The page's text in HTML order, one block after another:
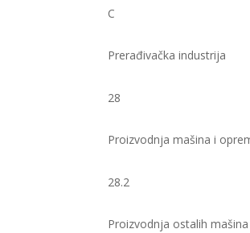
C
Prerađivačka industrija
28
Proizvodnja mašina i
28.2
Proizvodnja ostalih